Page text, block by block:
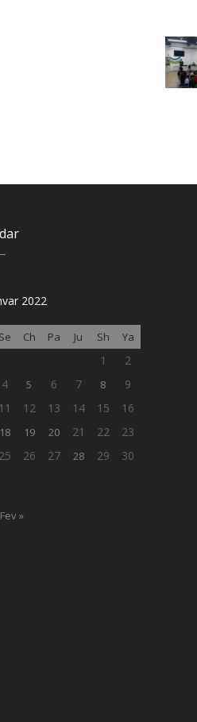
2022
Se Ch Pa Ju Sh Ya
1
2
4 5 6 7 8
9
11 12 13 14 15 16
18 19 20 21 22
23
25 26 27 28 29 30
Fev »